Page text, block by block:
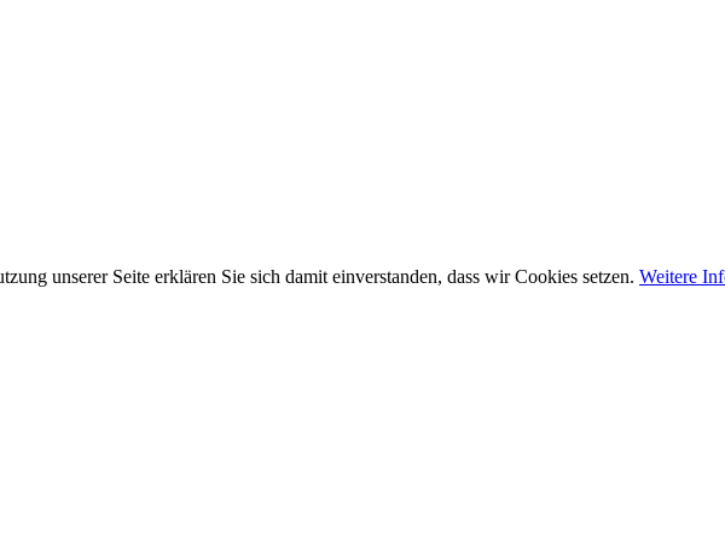
unserer Seite erklären Sie sich damit einverstanden, dass wir Cookies setzen. Weitere